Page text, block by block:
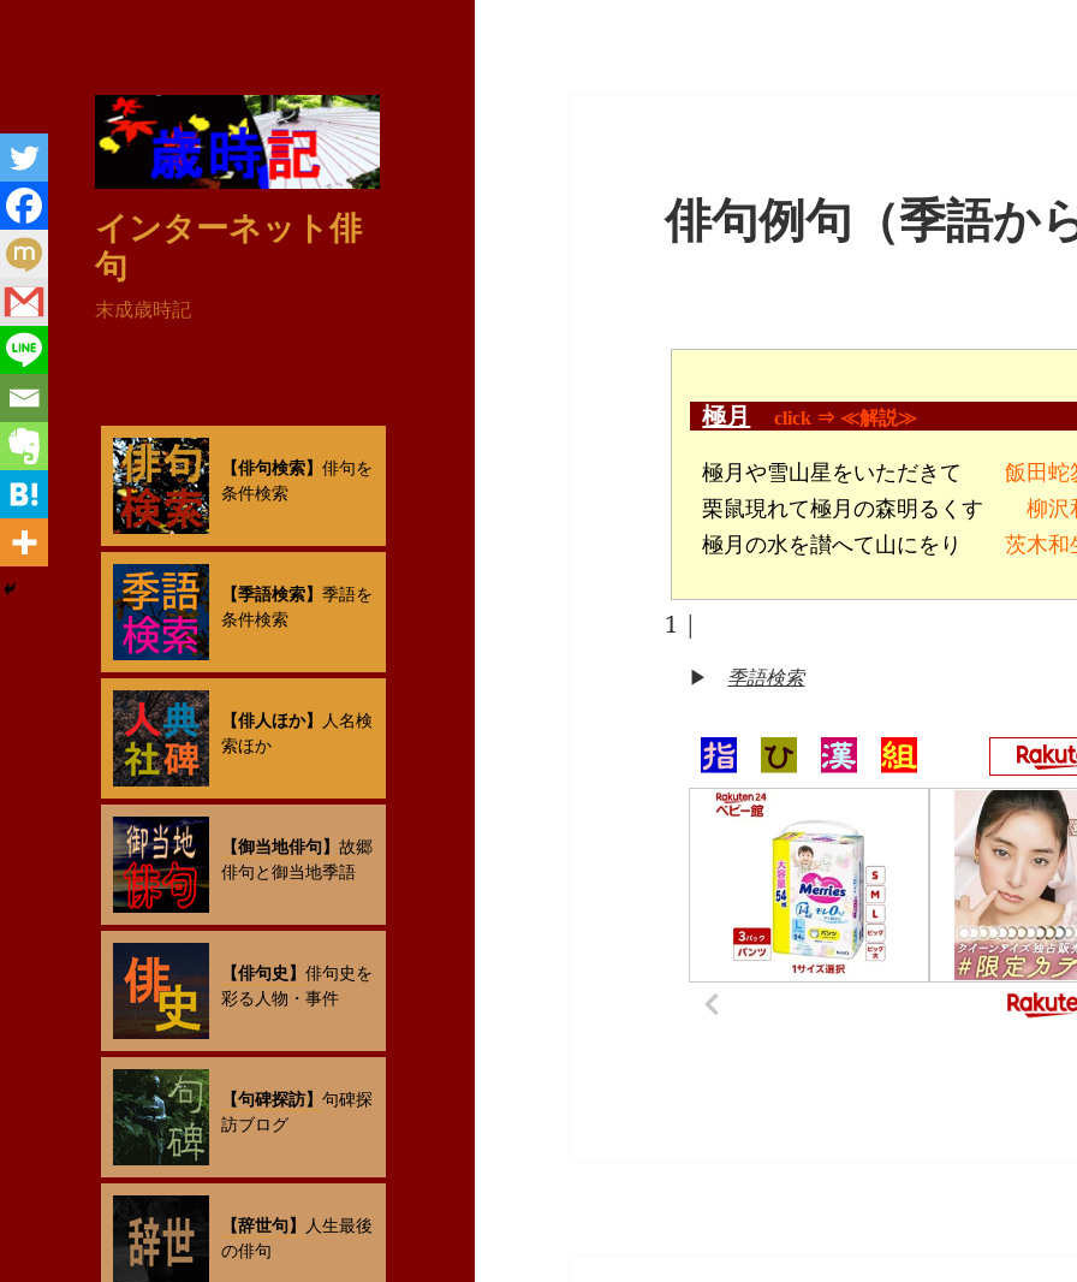
インターネット俳
句
末成歳時記
【俳句検索】俳句を
条件検索
【季語検索】季語を
条件検索
【俳人ほか】 人名検
索ほか
【御当地俳句】故郷
俳句と御当地季語
【俳句史】俳句史を
彩る人物・事件
【句碑探訪】句碑探
訪ブログ
【辞世句】 人生最後
の俳句
俳句例句（季語か
極月 click ⇒ ≪解説≫
極月や雪山星をいただきて飯田蛇
栗鼠現れて極月の森明るくす柳沢
極月の水を讃へて山にをり茨木和
1 |
▶ 季語検索